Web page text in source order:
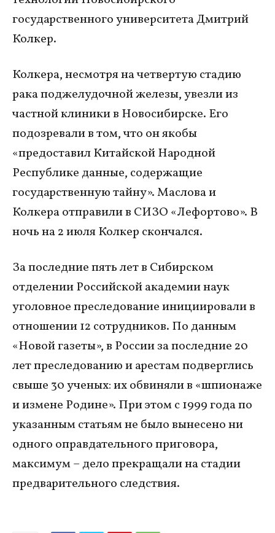
государственного университета Дмитрий
Колкер.
Колкера, несмотря на четвертую стадию
рака поджелудочной железы, увезли из
частной клиники в Новосибирске. Его
подозревали в том, что он якобы
«предоставил Китайской Народной
Республике данные, содержащие
государственную тайну». Маслова и
Колкера отправили в СИЗО «Лефортово». В
ночь на 2 июля Колкер скончался.
За последние пять лет в Сибирском
отделении Российской академии наук
уголовное преследование инициировали в
отношении 12 сотрудников. По данным
«Новой газеты», в России за последние 20
лет преследованию и арестам подверглись
свыше 30 ученых: их обвиняли в «шпионаже
и измене Родине». При этом с 1999 года по
указанным статьям не было вынесено ни
одного оправдательного приговора,
максимум – дело прекращали на стадии
предварительного следствия.